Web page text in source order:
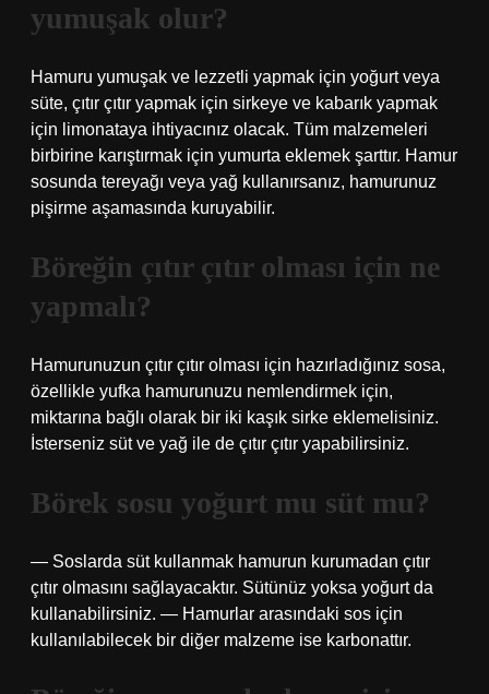
yumuşak olur?
Hamuru yumuşak ve lezzetli yapmak için yoğurt veya
süte, çıtır çıtır yapmak için sirkeye ve kabarık yapmak
için limonataya ihtiyacınız olacak. Tüm malzemeleri
birbirine karıştırmak için yumurta eklemek şarttır. Hamur
sosunda tereyağı veya yağ kullanırsanız, hamurunuz
pişirme aşamasında kuruyabilir.
Böreğin çıtır çıtır olması için ne
yapmalı?
Hamurunuzun çıtır çıtır olması için hazırladığınız sosa,
özellikle yufka hamurunuzu nemlendirmek için,
miktarına bağlı olarak bir iki kaşık sirke eklemelisiniz.
İsterseniz süt ve yağ ile de çıtır çıtır yapabilirsiniz.
Börek sosu yoğurt mu süt mu?
— Soslarda süt kullanmak hamurun kurumadan çıtır
çıtır olmasını sağlayacaktır. Sütünüz yoksa yoğurt da
kullanabilirsiniz. — Hamurlar arasındaki sos için
kullanılabilecek bir diğer malzeme ise karbonattır.